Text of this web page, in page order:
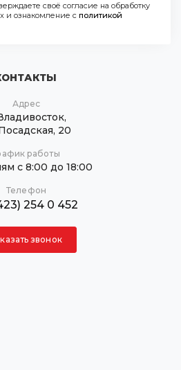
своё согласие на обработку
и ознакомление с политикой
Адрес
20
работы
с 8:00 до 18:00
Телефон
254 0 452
звонок